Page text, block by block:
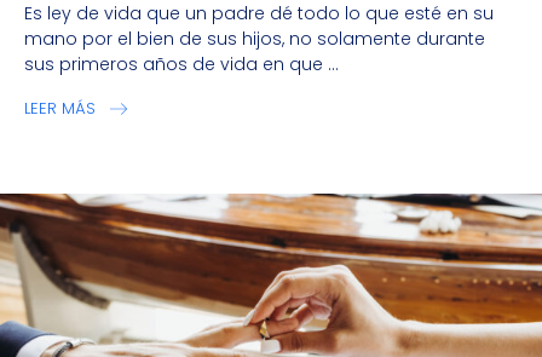
Es ley de vida que un padre dé todo lo que esté en su
mano por el bien de sus hijos, no solamente durante
sus primeros años de vida en que ...
LEER MÁS